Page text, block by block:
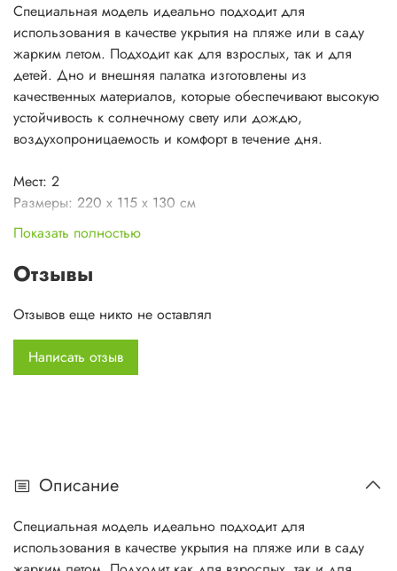
Специальная модель идеально подходит для
использования в качестве укрытия на пляже или в саду
жарким летом. Подходит как для взрослых, так и для
детей. Дно и внешняя палатка изготовлены из
качественных материалов, которые обеспечивают высокую
устойчивость к солнечному свету или дождю,
воздухопроницаемость и комфорт в течение дня.
Мест: 2
Размеры: 220 x 115 x 130 см
Размер упаковки: 55 x 13 х 13 см
Вес: мин. 1,60 кг, макс. 1,70 кг
Тент: 4.000мм/cм2 Полиэстер 185Т с PU-покрытием, швы
проварены специальной лентой
Пол: армированный полиэтилен
Конструкция: однослойная однокомнатная палатка c
внешним расположением дуг
Показать полностью
Отзывы
Отзывов еще никто не оставлял
Написать отзыв
Описание
Специальная модель идеально подходит для
использования в качестве укрытия на пляже или в саду